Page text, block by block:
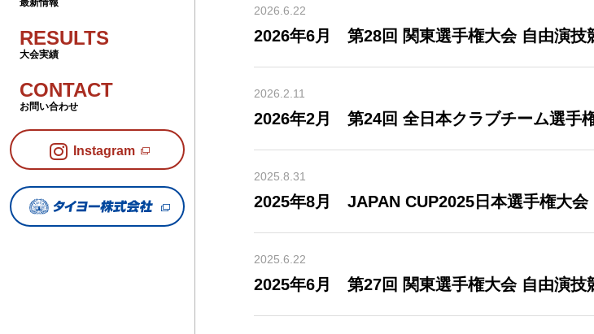
最新情報
RESULTS
大会実績
CONTACT
お問い合わせ
Instagram
2026.6.22
2026年6月 第28回 関東選手権大会 自由演技
2026.2.11
2026年2月 第24回 全日本クラブチーム選手
2025.8.31
2025年8月 JAPAN CUP2025日本選手権大会
2025.6.22
2025年6月 第27回 関東選手権大会 自由演